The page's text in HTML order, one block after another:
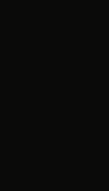
new tab
tab